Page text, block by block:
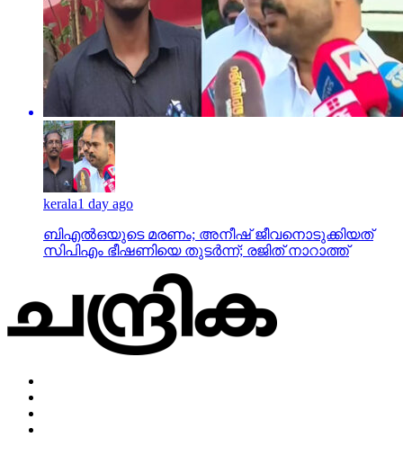
kerala1 day ago
ബിഎല്‍ഒയുടെ മരണം; അനീഷ് ജീവനൊടുക്കിയത്
സിപിഎം ഭീഷണിയെ തുടര്‍ന്ന്; രജിത് നാറാത്ത്